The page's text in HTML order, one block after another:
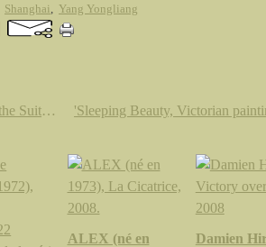
Shanghai, Yang Yongliang
Twenty-nine lithographs from the Suite entitled Imaginary Portraits by Pablo Picasso @ the Americas Collection
ALEX (né en
Damien